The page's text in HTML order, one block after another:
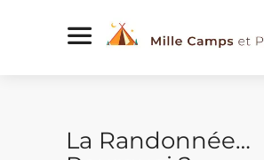
La Randonnée…